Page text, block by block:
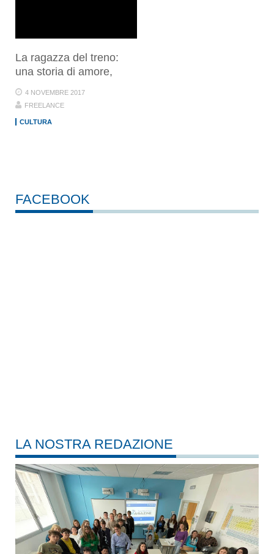
La ragazza del treno:
una storia di amore,
4 NOVEMBRE 2017
FREELANCE
CULTURA
FACEBOOK
LA NOSTRA REDAZIONE